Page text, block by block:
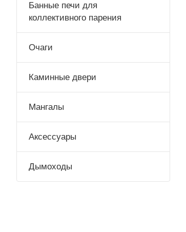
970(430)*540
970(465)*540
970*540
Банные печи для
коллективного парения
Очаги
Каминные двери
Мангалы
Аксессуары
Дымоходы